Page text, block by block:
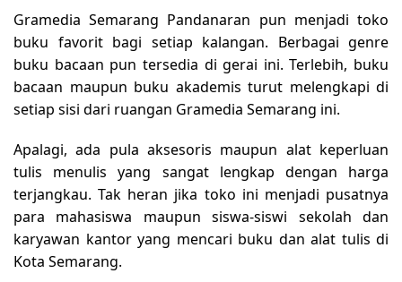
Gramedia Semarang Pandanaran pun menjadi toko
buku favorit bagi setiap kalangan. Berbagai genre
buku bacaan pun tersedia di gerai ini. Terlebih, buku
bacaan maupun buku akademis turut melengkapi di
setiap sisi dari ruangan Gramedia Semarang ini.
Apalagi, ada pula aksesoris maupun alat keperluan
tulis menulis yang sangat lengkap dengan harga
terjangkau. Tak heran jika toko ini menjadi pusatnya
para mahasiswa maupun siswa-siswi sekolah dan
karyawan kantor yang mencari buku dan alat tulis di
Kota Semarang.